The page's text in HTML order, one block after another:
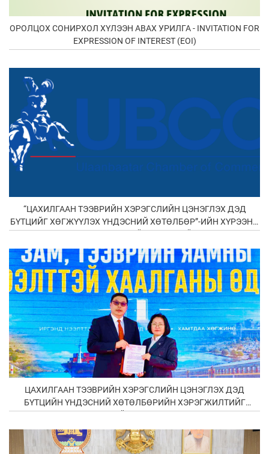
ОРОЛЦОХ СОНИРХОЛ ХҮЛЭЭН АВАХ УРИЛГА - INVITATION FOR
EXPRESSION OF INTEREST (EOI)
“ЦАХИЛГААН ТЭЭВРИЙН ХЭРЭГСЛИЙН ЦЭНЭГЛЭХ ДЭД
БҮТЦИЙГ ХӨГЖҮҮЛЭХ ҮНДЭСНИЙ ХӨТӨЛБӨР”-ИЙН ХҮРЭЭНД
СОНИРХОЛ” ХҮЛЭЭН АВЧ БАЙНА
ЦАХИЛГААН ТЭЭВРИЙН ХЭРЭГСЛИЙН ЦЭНЭГЛЭХ ДЭД
БҮТЦИЙН ҮНДЭСНИЙ ХӨТӨЛБӨРИЙН ХЭРЭГЖИЛТИЙГ